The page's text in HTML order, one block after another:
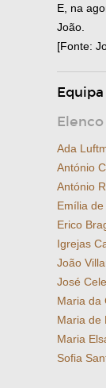
E, na
João.
[Fonte:
Equipa
Ada
António
António
Emília
Erico
Igrejas
João
José
Maria da
Maria de
Maria
Sofia